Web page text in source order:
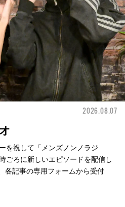
2026.08.07
を祝して「メンズノンノラジ
ろに新しいエピソードを配信し
各記事の専用フォームから受付